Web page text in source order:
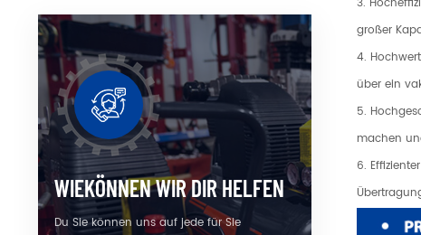
WIEKÖNNEN WIR DIR HELFEN
Du Sie können uns auf jede für Sie
großer
4.
über ein
5.
machen
6.